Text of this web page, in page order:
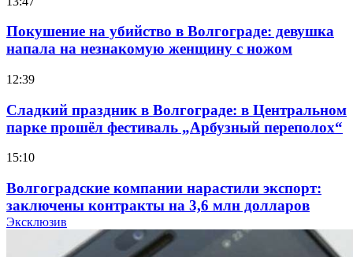
Покушение на убийство в Волгограде: девушка
напала на незнакомую женщину с ножом
12:39
Сладкий праздник в Волгограде: в Центральном
парке прошёл фестиваль „Арбузный переполох“
15:10
Волгоградские компании нарастили экспорт:
заключены контракты на 3,6 млн долларов
Эксклюзив